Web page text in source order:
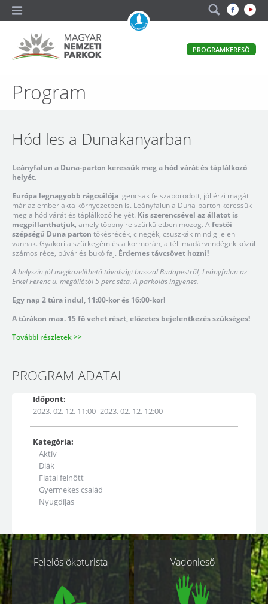
Magyar
Parkok
PROGRAMKERESŐ
Program
Hód les a Dunakanyarban
Leányfalun a Duna-parton keressük meg a hód várát és táplálkozó
helyét.
Európa legnagyobb rágcsálója igencsak felszaporodott, jól érzi magát
már az emberlakta környezetben is. Leányfalun a Duna-parton keressük
meg a hód várát és táplálkozó helyét. Kis szerencsével az állatot is
megpillanthatjuk, amely többnyire szürkületben mozog. Afestői
szépségű Duna parton tőkésrécék, cinegék, csuszkák mindig jelen
vannak. Gyakori a szürkegém és a kormorán, a téli madárvendégek közül
számos réce, búvár és bukó faj. Érdemes távcsövet hozni!
A helyszín jól megközelíthető távolsági busszal Budapestről, Leányfalun az
Erkel Ferenc u. megállótól 5 perc séta. A parkolás ingyenes.
Egy nap 2 túra indul, 11:00-kor és 16:00-kor!
A túrákon max. 15 fő vehet részt, előzetes bejelentkezés szükséges!
További részletek >>
PROGRAM ADATAI
Időpont:
2023. 02. 12. 11:00- 2023. 02. 12. 12:00
Kategória:
Aktív
Diák
Fiatal felnőtt
Gyermekes család
Nyugdíjas
Kapcsolódó
oldalakFelelős ökoturista Vadonleső